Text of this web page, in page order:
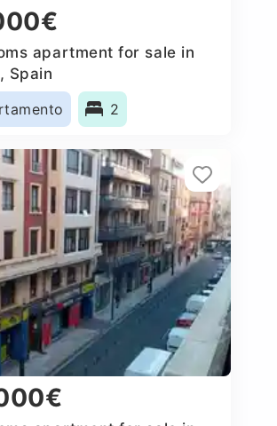
apartment for sale in
Spain
2